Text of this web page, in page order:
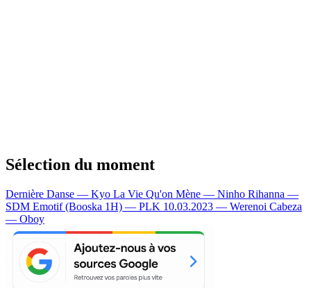
Sélection du moment
Dernière Danse — Kyo La Vie Qu'on Mène — Ninho Rihanna —
SDM Emotif (Booska 1H) — PLK 10.03.2023 — Werenoi Cabeza
— Oboy